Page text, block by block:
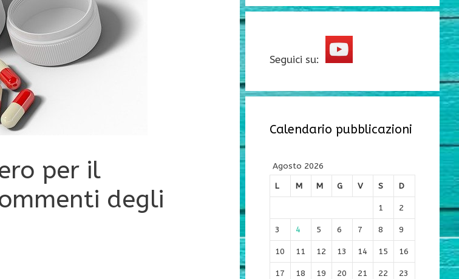
per il
degli
Seguici su:
Calendario pubblicazioni
Agosto 2026
L
M M G V S D
1 2
3 4 5 6 7 8 9
10 11 12 13 14 15 16
17 18 19 20 21 22 23